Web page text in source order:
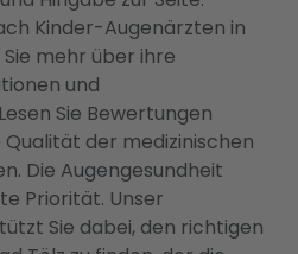
Kinder-Augenärzten in
mehr über ihre
und
Sie Bewertungen
der medizinischen
Die Augengesundheit
Priorität. Unser
Sie dabei, den richtigen